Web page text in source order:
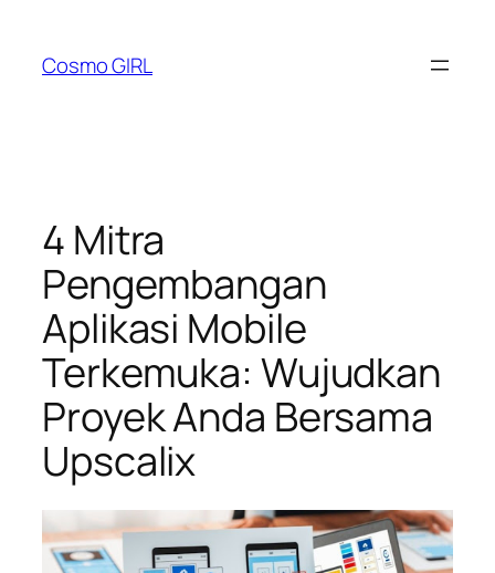
konten
Cosmo GIRL
4 Mitra
Pengembangan
Aplikasi Mobile
Terkemuka: Wujudkan
Proyek Anda Bersama
Upscalix